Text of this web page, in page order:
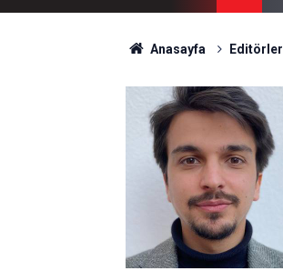
Anasayfa Editörler